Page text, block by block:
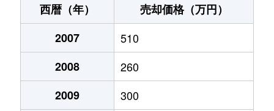
西暦（年）
売却価格（万円）
2007
510
2008
260
2009
300